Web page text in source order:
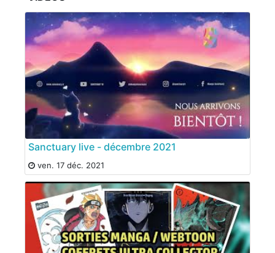
Sanctuary live - décembre 2021
ven. 17 déc. 2021